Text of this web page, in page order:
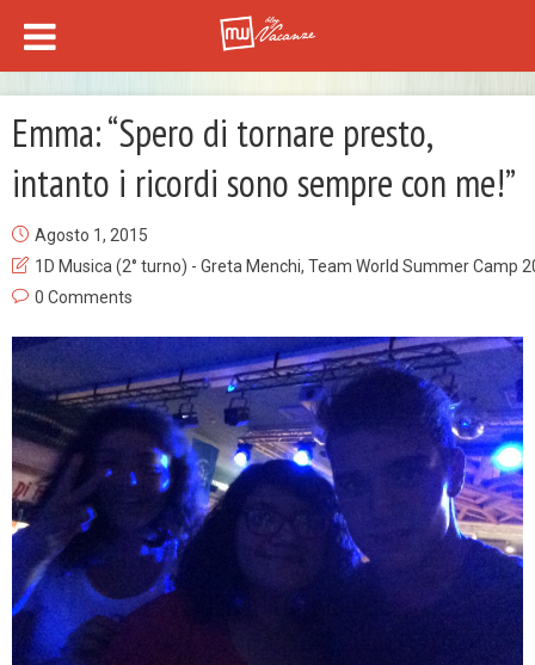
Emma: “Spero di tornare presto,
intanto i ricordi sono sempre con me!”
Agosto 1, 2015
1D Musica (2° turno) - Greta Menchi, Team World Summer Camp
0 Comments